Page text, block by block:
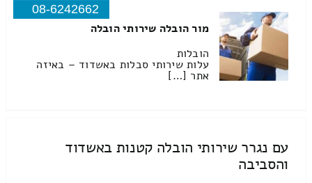
08-6242662
מור הובלה שירותי הובלה
הובלות
עלות שירותי סבלות באשדוד – באיזה
אתר […]
עם נגרר שירותי הובלה קטנות באשדוד
והסביבה